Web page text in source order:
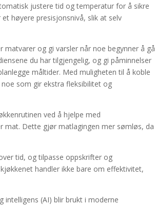
justere tid og temperatur for å sikre
høyere presisjonsnivå, slik at selv
og gi varsler når noe begynner å gå
du har tilgjengelig, og gi påminnelser
måltider. Med muligheten til å koble
som gir ekstra fleksibilitet og
ved å hjelpe med
mat. Dette gjør matlagingen mer sømløs, da
tid, og tilpasse oppskrifter og
handler ikke bare om effektivitet,
intelligens (AI) blir brukt i moderne